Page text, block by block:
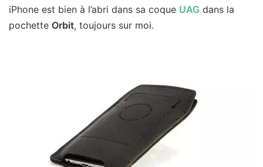
iPhone est bien à l’abri dans sa coque UAG dans la
pochette Orbit, toujours sur moi.